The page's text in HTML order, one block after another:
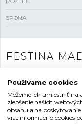
SPONA
FESTINA
jemných kriviek,
módnych farieb.
zirkónmi sú natoľko
oficiálnym
Používame cookies
Môžeme ich umiestniť na
zlepšenie našich
obsahu a na
viac informácií o cookies